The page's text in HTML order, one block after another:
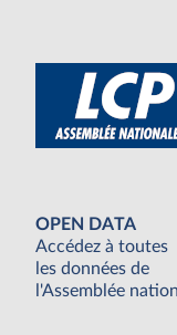
OPEN DATA
Accédez à toutes
les données de
l'Assemblée